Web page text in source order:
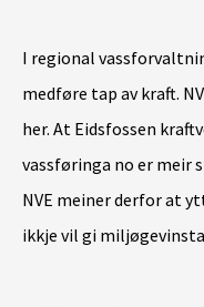
I regional
medføre tap av kraft.
her. At Eidsfossen
vassføringa no er meir
NVE meiner derfor at
ikkje vil gi